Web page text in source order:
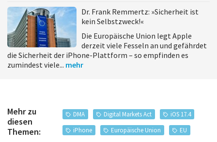
Dr. Frank Remmertz: »Sicherheit ist
kein Selbstzweck!«
Die Europäische Union legt Apple
derzeit viele Fesseln an und gefährdet
die Sicherheit der iPhone-Plattform – so empfinden es
zumindest viele... mehr
Mehr zu
diesen
Themen:
DMA Digital Markets Act
iOS 17.4
iPhone
Europäische Union EU